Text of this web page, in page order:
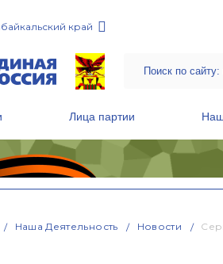
край
Лица партии
Наша Деятельность Новости